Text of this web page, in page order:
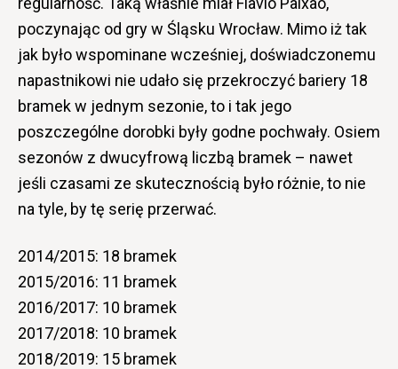
poczynając od gry w Śląsku Wrocław. Mimo iż tak
jak było wspominane wcześniej, doświadczonemu
napastnikowi nie udało się przekroczyć bariery 18
bramek w jednym sezonie, to i tak jego
poszczególne dorobki były godne pochwały. Osiem
sezonów z dwucyfrową liczbą bramek – nawet
jeśli czasami ze skutecznością było różnie, to nie
na tyle, by tę serię przerwać.
2014/2015: 18 bramek
2015/2016: 11 bramek
2016/2017: 10 bramek
2017/2018: 10 bramek
2018/2019: 15 bramek